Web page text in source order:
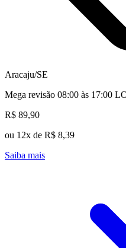
Aracaju/SE
Mega revisão 08:00 às 17:00
R$ 89,90
ou 12x de R$ 8,39
Saiba mais